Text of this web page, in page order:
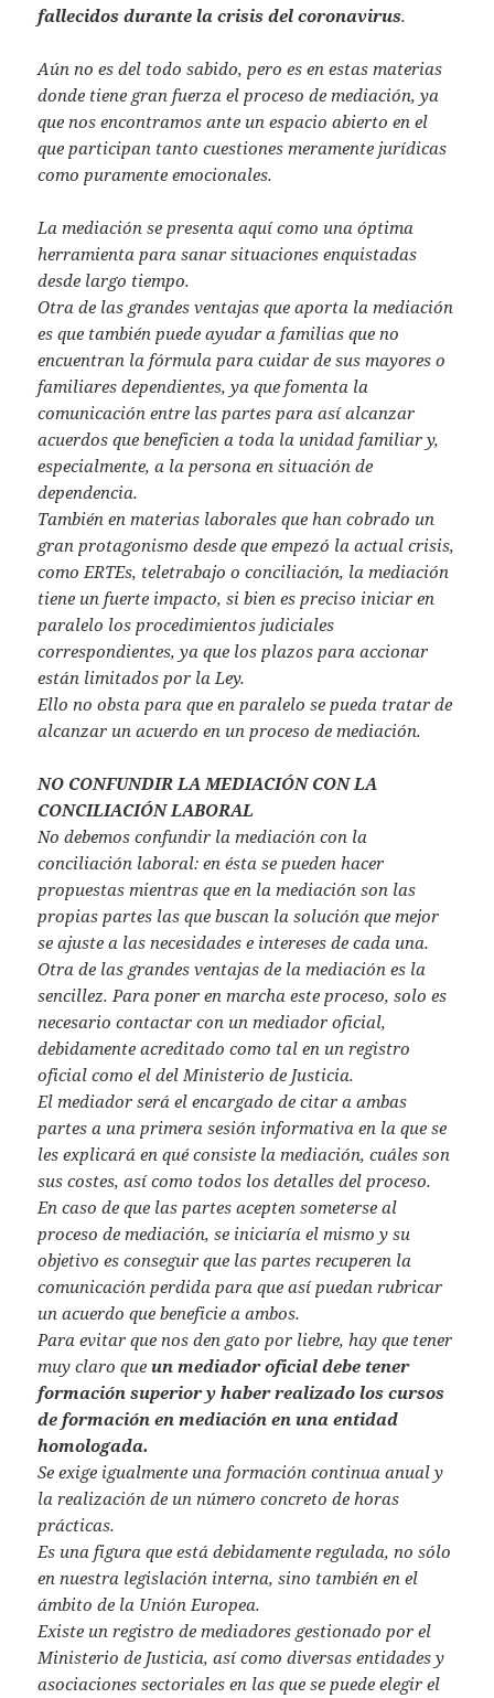
fallecidos durante la crisis del coronavirus.
Aún no es del todo sabido, pero es en estas materias
donde tiene gran fuerza el proceso de mediación, ya
que nos encontramos ante un espacio abierto en el
que participan tanto cuestiones meramente jurídicas
como puramente emocionales.
La mediación se presenta aquí como una óptima
herramienta para sanar situaciones enquistadas
desde largo tiempo.
Otra de las grandes ventajas que aporta la mediación
es que también puede ayudar a familias que no
encuentran la fórmula para cuidar de sus mayores o
familiares dependientes, ya que fomenta la
comunicación entre las partes para así alcanzar
acuerdos que beneficien a toda la unidad familiar y,
especialmente, a la persona en situación de
dependencia.
También en materias laborales que han cobrado un
gran protagonismo desde que empezó la actual crisis,
como ERTEs, teletrabajo o conciliación, la mediación
tiene un fuerte impacto, si bien es preciso iniciar en
paralelo los procedimientos judiciales
correspondientes, ya que los plazos para accionar
están limitados por la Ley.
Ello no obsta para que en paralelo se pueda tratar de
alcanzar un acuerdo en un proceso de mediación.
NO CONFUNDIR LA MEDIACIÓN CON LA
CONCILIACIÓN LABORAL
No debemos confundir la mediación con la
conciliación laboral: en ésta se pueden hacer
propuestas mientras que en la mediación son las
propias partes las que buscan la solución que mejor
se ajuste a las necesidades e intereses de cada una.
Otra de las grandes ventajas de la mediación es la
sencillez. Para poner en marcha este proceso, solo es
necesario contactar con un mediador oficial,
debidamente acreditado como tal en un registro
oficial como el del Ministerio de Justicia.
El mediador será el encargado de citar a ambas
partes a una primera sesión informativa en la que se
les explicará en qué consiste la mediación, cuáles son
sus costes, así como todos los detalles del proceso.
En caso de que las partes acepten someterse al
proceso de mediación, se iniciaría el mismo y su
objetivo es conseguir que las partes recuperen la
comunicación perdida para que así puedan rubricar
un acuerdo que beneficie a ambos.
Para evitar que nos den gato por liebre, hay que tener
muy claro que un mediador oficial debe tener
formación superior y haber realizado los cursos
de formación en mediación en una entidad
homologada.
Se exige igualmente una formación continua anual y
la realización de un número concreto de horas
prácticas.
Es una figura que está debidamente regulada, no sólo
en nuestra legislación interna, sino también en el
ámbito de la Unión Europea.
Existe un registro de mediadores gestionado por el
Ministerio de Justicia, así como diversas entidades y
asociaciones sectoriales en las que se puede elegir el